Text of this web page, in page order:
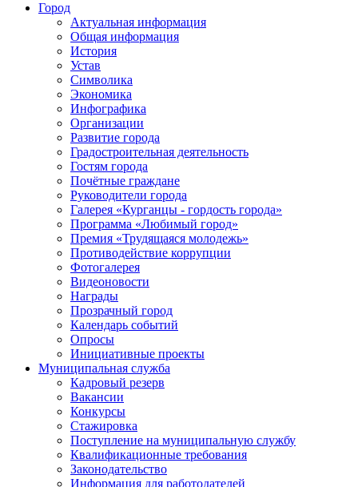
Город
Актуальная информация
Общая информация
История
Устав
Символика
Экономика
Инфографика
Организации
Развитие города
Градостроительная деятельность
Гостям города
Почётные граждане
Руководители города
Галерея «Курганцы - гордость города»
Программа «Любимый город»
Премия «Трудящаяся молодежь»
Противодействие коррупции
Фотогалерея
Видеоновости
Награды
Прозрачный город
Календарь событий
Опросы
Инициативные проекты
Муниципальная служба
Кадровый резерв
Вакансии
Конкурсы
Стажировка
Поступление на муниципальную службу
Квалификационные требования
Законодательство
Информация для работодателей